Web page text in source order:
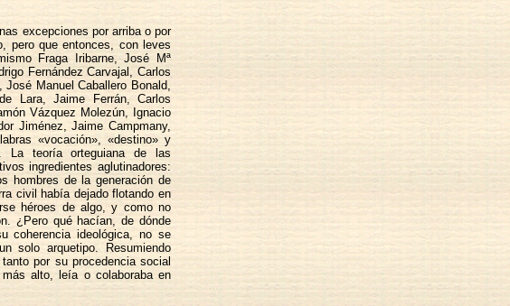
excepciones por arriba o por
pero que entonces, con leves
Fraga Iribarne, José Mª
Fernández Carvajal, Carlos
José Manuel Caballero Bonald,
Lara, Jaime Ferrán, Carlos
Vázquez Molezún, Ignacio
Jiménez, Jaime Campmany,
«vocación», «destino» y
La teoría orteguiana de las
ingredientes aglutinadores:
hombres de la generación de
civil había dejado flotando en
héroes de algo, y como no
¿Pero qué hacían, de dónde
coherencia ideológica, no se
solo arquetipo. Resumiendo
por su procedencia social
alto, leía o colaboraba en